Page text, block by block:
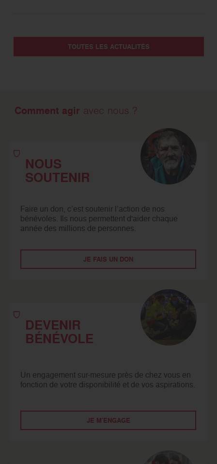
TOUTES LES ACTUALITÉS
Comment agir avec nous ?
NOUS
SOUTENIR
Faire un don, c’est soutenir l’action de nos
bénévoles. Ils nous permettent d'aider chaque
année des millions de personnes.
JE FAIS UN DON
DEVENIR
BÉNÉVOLE
Un engagement sur-mesure près de chez vous en
fonction de votre disponibilité et de vos aspirations.
JE M'ENGAGE